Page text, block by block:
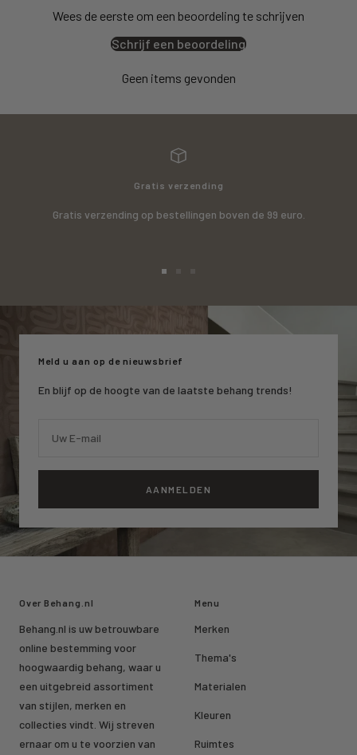
Wees de eerste om een beoordeling te schrijven
Schrijf een beoordeling
Geen items gevonden
Gratis verzending
Gratis verzending op bestellingen boven de 99 euro.
1
2
slide
3
Meld u aan op de nieuwsbrief
En blijf op de hoogte van de laatste behang trends!
Uw E-mail
AANMELDEN
Over Behang.nl
Behang.nl is uw betrouwbare
online bestemming voor
hoogwaardig behang, waar u
een uitgebreid assortiment
van stijlen, merken en
collecties vindt. Wij streven
ernaar om u te voorzien van
Menu
Merken
Thema's
Materialen
Kleuren
Ruimtes